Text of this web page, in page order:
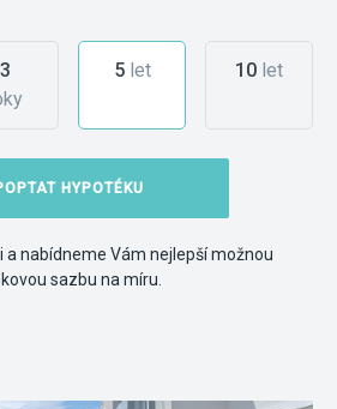
3
5let 10 let
HYPOTÉKU
a nabídneme Vám nejlepší možnou
sazbu na míru.